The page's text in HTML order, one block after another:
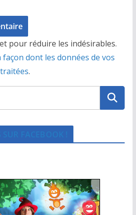
pour réduire les indésirables.
dont les données de vos
.
FACEBOOK !